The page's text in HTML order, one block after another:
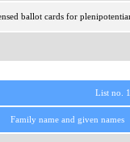
ballot cards for
List no.
Family name and given names